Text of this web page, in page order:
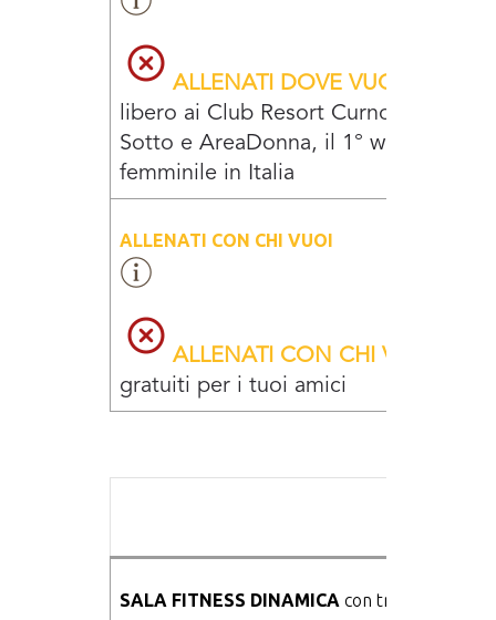
ALLENATI DOVE VUOI
libero ai Club Resort Curno, Cenate
Sotto e AreaDonna, il 1° wellness
femminile in Italia
ALLENATI CON CHI VUOI
ALLENATI CON CHI VUOI
gratuiti per i tuoi amici
SALA FITNESS DINAMICA con trainer